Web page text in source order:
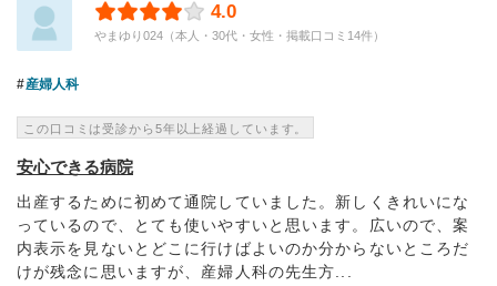
4.0
やまゆり024（本人・30代・女性・掲載口コミ14件）
産婦人科
この口コミは受診から5年以上経過しています。
安心できる病院
出産するために初めて通院していました。新しくきれいにな
っているので、とても使いやすいと思います。広いので、案
内表示を見ないとどこに行けばよいのか分からないところだ
けが残念に思いますが、産婦人科の先生方...